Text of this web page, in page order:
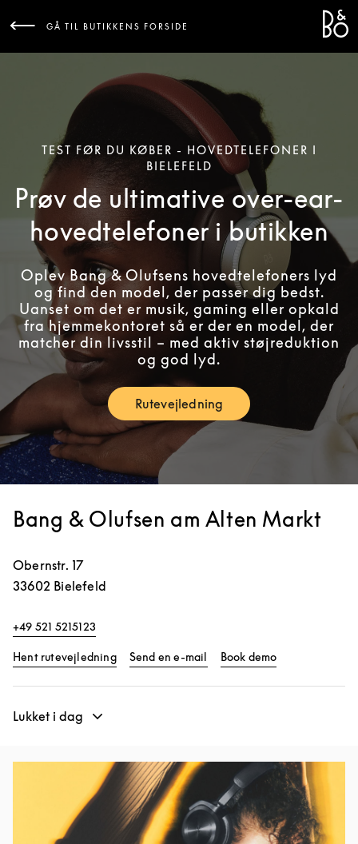
GÅ TIL BUTIKKENS FORSIDE
TEST FØR DU KØBER - HOVEDTELEFONER I
BIELEFELD
Prøv de ultimative over-ear-
hovedtelefoner i butikken
Oplev Bang & Olufsens hovedtelefoners lyd
og find den model, der passer dig bedst.
Uanset om det er musik, gaming eller opkald
fra hjemmekontoret så er der en model, der
matcher din livsstil – med aktiv støjreduktion
og god lyd.
RutevejledningLink Opens in New Tab
Bang & Olufsen am Alten Markt
Obernstr. 17
33602 Bielefeld
+49 521 5215123
Hent rutevejledningLink Opens in New Tab
Send en e-mail Book demo
Lukket i dag